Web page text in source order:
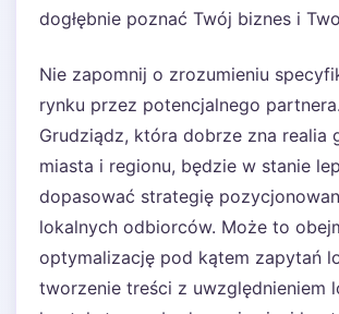
dogłębnie poznać Twój biznes i
Nie zapomnij o zrozumieniu
rynku przez potencjalnego
Grudziądz, która dobrze zna realia
miasta i regionu, będzie w stanie
dopasować strategię
lokalnych odbiorców. Może to
optymalizację pod kątem zapytań
tworzenie treści z uwzględnieniem